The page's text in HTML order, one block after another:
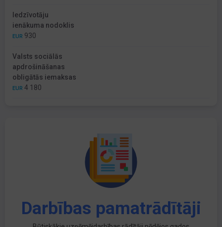
Iedzīvotāju
ienākuma nodoklis
EUR 930
Valsts sociālās
apdrošināšanas
obligātās iemaksas
EUR 4 180
Darbības pamatrādītāji